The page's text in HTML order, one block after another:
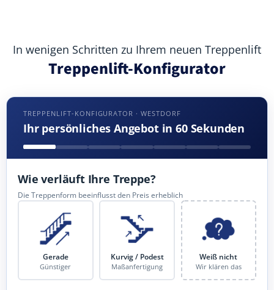
In wenigen Schritten zu Ihrem neuen Treppenlift
Treppenlift-Konfigurator
TREPPENLIFT-KONFIGURATOR · WESTDORF
Ihr persönliches Angebot in 60 Sekunden
Wie verläuft Ihre Treppe?
Die Treppenform beeinflusst den Preis erheblich
Gerade
Günstiger
Kurvig / Podest
Maßanfertigung
Weiß nicht
Wir klären das